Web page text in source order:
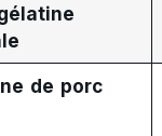
de porc